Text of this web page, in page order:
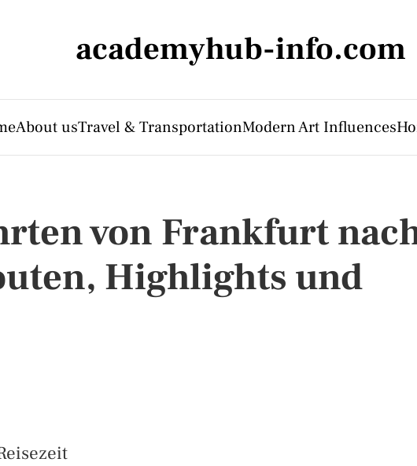
academyhub-info.com
About usTravel & TransportationModern Art Influences
von Frankfurt
Highlights und